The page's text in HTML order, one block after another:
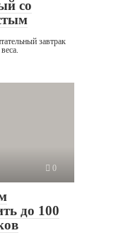
со
завтрак
0
до 100